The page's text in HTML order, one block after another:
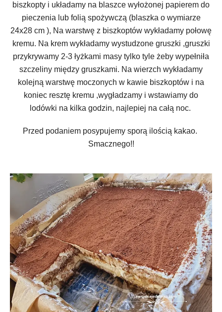
biszkopty i układamy na blaszce wyłożonej papierem do
pieczenia lub folią spożywczą (blaszka o wymiarze
24x28 cm ), Na warstwę z biszkoptów wykładamy połowę
kremu. Na krem wykładamy wystudzone gruszki ,gruszki
przykrywamy 2-3 łyżkami masy tylko tyle żeby wypełniła
szczeliny między gruszkami. Na wierzch wykładamy
kolejną warstwę moczonych w kawie biszkoptów i na
koniec resztę kremu ,wygładzamy i wstawiamy do
lodówki na kilka godzin, najlepiej na całą noc.
Przed podaniem posypujemy sporą ilością kakao.
Smacznego!!